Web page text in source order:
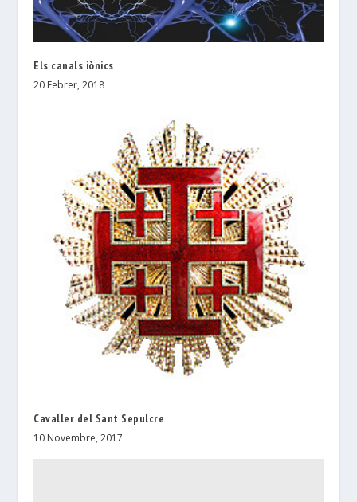
Els canals iònics
20 Febrer, 2018
Cavaller del Sant Sepulcre
10 Novembre, 2017